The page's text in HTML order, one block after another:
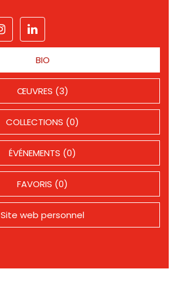
BIO
ŒUVRES (3)
COLLECTIONS (0)
ÉVÉNEMENTS (0)
FAVORIS (0)
Site web personnel